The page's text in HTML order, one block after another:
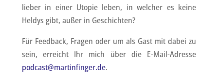
lieber in einer Utopie leben, in welcher es keine
Heldys gibt, außer in Geschichten?
Für Feedback, Fragen oder um als Gast mit dabei zu
sein, erreicht Ihr mich über die E-Mail-Adresse
podcast@martinfinger.de.